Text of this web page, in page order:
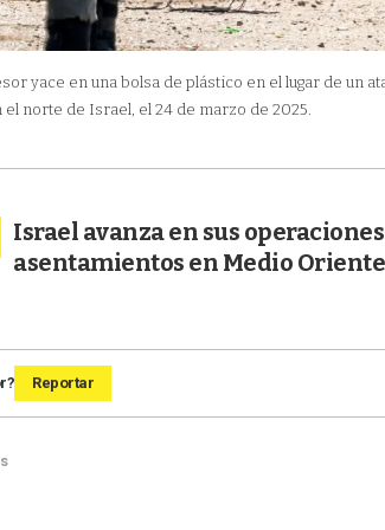
yace en una bolsa de plástico en el lugar de un
norte de Israel, el 24 de marzo de 2025.
Israel avanza en sus
asentamientos en Medio Oriente
Reportar